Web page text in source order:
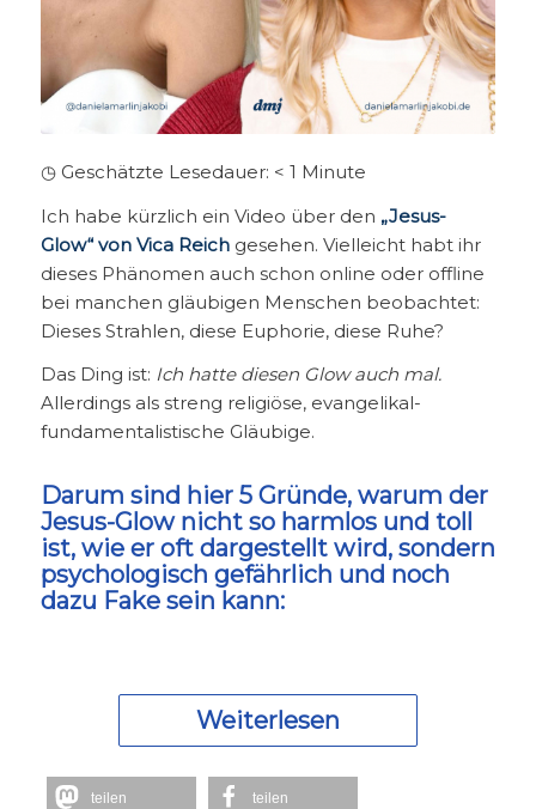
◷ Geschätzte Lesedauer: < 1 Minute
Ich habe kürzlich ein Video über den „Jesus-
Glow“ von Vica Reichgesehen. Vielleicht habt ihr
dieses Phänomen auch schon online oder offline
bei manchen gläubigen Menschen beobachtet:
Dieses Strahlen, diese Euphorie, diese Ruhe?
Das Ding ist: Ich hatte diesen Glow auch mal.
Allerdings als streng religiöse, evangelikal-
fundamentalistische Gläubige.
Darum sind hier 5 Gründe, warum der
Jesus-Glow nicht so harmlos und toll
ist, wie er oft dargestellt wird, sondern
psychologisch gefährlich und noch
dazu Fake sein kann:
Weiterlesen
teilen teilen